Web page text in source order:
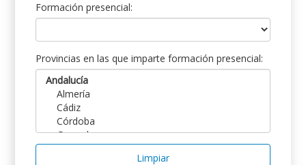
Formación presencial:
Provincias en las que imparte formación presencial:
Limpiar